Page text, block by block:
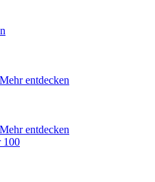
Mehr entdecken
Mehr entdecken
100